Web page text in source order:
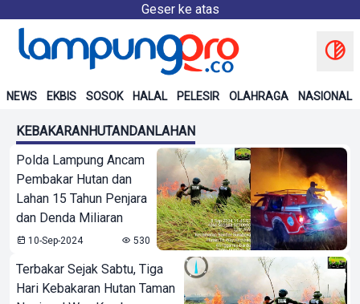
Geser ke atas
NEWS EKBIS SOSOK HALAL PELESIR OLAHRAGA NASIONAL
KEBAKARANHUTANDANLAHAN
Polda Lampung Ancam
Pembakar Hutan dan
Lahan 15 Tahun Penjara
dan Denda Miliaran
10-Sep-2024 530
Terbakar Sejak Sabtu, Tiga
Hari Kebakaran Hutan Taman